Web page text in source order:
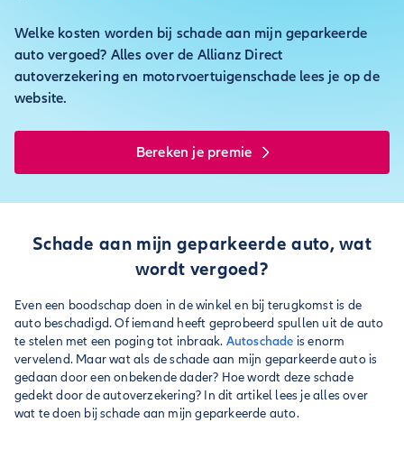
Welke kosten worden bij schade aan mijn geparkeerde
auto vergoed? Alles over de Allianz Direct
autoverzekering en motorvoertuigenschade lees je op de
website.
Bereken je premie
Schade aan mijn geparkeerde auto, wat
wordt vergoed?
Even een boodschap doen in de winkel en bij terugkomst is de
auto beschadigd. Of iemand heeft geprobeerd spullen uit de auto
te stelen met een poging tot inbraak. Autoschade is enorm
vervelend. Maar wat als de schade aan mijn geparkeerde auto is
gedaan door een onbekende dader? Hoe wordt deze schade
gedekt door de autoverzekering? In dit artikel lees je alles over
wat te doen bij schade aan mijn geparkeerde auto.